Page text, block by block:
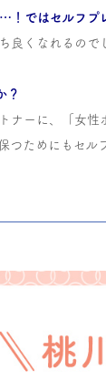
ではセルフプ
くなれるので
？
ーに、「女
ためにもセル